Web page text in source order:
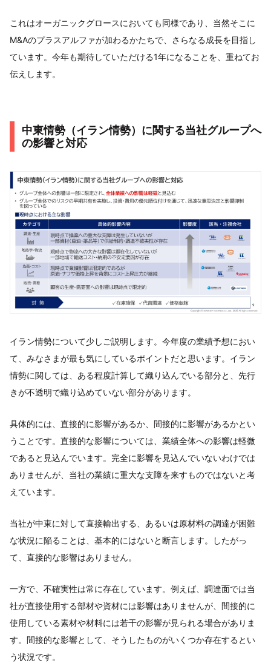
これはオーガニックグロースにおいても同様であり、当然そこに
M&Aのプラスアルファが加わるかたちで、さらなる成長を目指し
ています。今年も期待していただける1年になることを、重ねてお
伝えします。
中東情勢（イラン情勢）に関する当社グループへ
の影響と対応
イラン情勢について少しご説明します。今年度の業績予想におい
て、みなさまが最も気にしているポイントだと思います。イラン
情勢に関しては、ある程度計算して織り込んでいる部分と、先行
きが不透明で織り込めていない部分があります。
具体的には、直接的に影響があるか、間接的に影響があるかとい
うことです。直接的な影響については、業績全体への影響は軽微
であると見込んでいます。完全に影響を見込んでいないわけでは
ありませんが、当社の業績に重大な支障を来すものではないと考
えています。
当社が中東に対して直接輸出する、あるいは原材料の調達が困難
な状況に陥ることは、基本的にはないと断言します。したがっ
て、直接的な影響はありません。
一方で、不確実性は常に存在しています。例えば、調達面では当
社が直接使用する部材や資材には影響はありませんが、間接的に
使用している素材や材料には若干の影響が見られる場合がありま
す。間接的な影響として、そうしたものがいくつか存在するとい
う状況です。